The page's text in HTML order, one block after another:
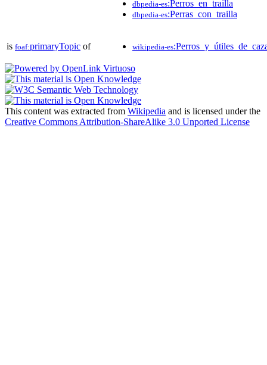
dbpedia-es:Perros_en_trailla
dbpedia-es:Perras_con_trailla
is foaf:primaryTopic of wikipedia-es
This content was extracted from Wikipedia and is licensed under the
Creative Commons Attribution-ShareAlike 3.0 Unported License